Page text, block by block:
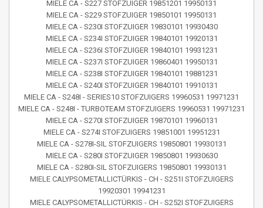
MIELE CA - S227 STOFZUIGER 19851201 19950131
MIELE CA - S229 STOFZUIGER 19850101 19950131
MIELE CA - S230I STOFZUIGER 19830101 19930430
MIELE CA - S234I STOFZUIGER 19840101 19920131
MIELE CA - S236I STOFZUIGER 19840101 19931231
MIELE CA - S237I STOFZUIGER 19860401 19950131
MIELE CA - S238I STOFZUIGER 19840101 19881231
MIELE CA - S240I STOFZUIGER 19840101 19910131
MIELE CA - S248I - SERIES10 STOFZUIGERS 19960531 19971231
MIELE CA - S248I - TURBOTEAM STOFZUIGERS 19960531 19971231
MIELE CA - S270I STOFZUIGER 19870101 19960131
MIELE CA - S274I STOFZUIGERS 19851001 19951231
MIELE CA - S278I-SIL STOFZUIGERS 19850801 19930131
MIELE CA - S280I STOFZUIGER 19850801 19930630
MIELE CA - S280I-SIL STOFZUIGERS 19850801 19930131
MIELE CALYPSOMETALLICTÜRKIS - CH - S251I STOFZUIGERS
19920301 19941231
MIELE CALYPSOMETALLICTÜRKIS - CH - S252I STOFZUIGERS